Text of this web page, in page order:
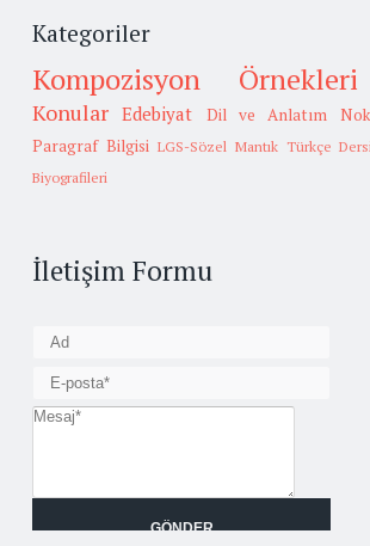
Kategoriler
Kompozisyon Örnekleri
Konular Edebiyat Dil ve Anlatım
Paragraf Bilgisi LGS-Sözel Mantık Türkçe
Biyografileri
İletişim Formu